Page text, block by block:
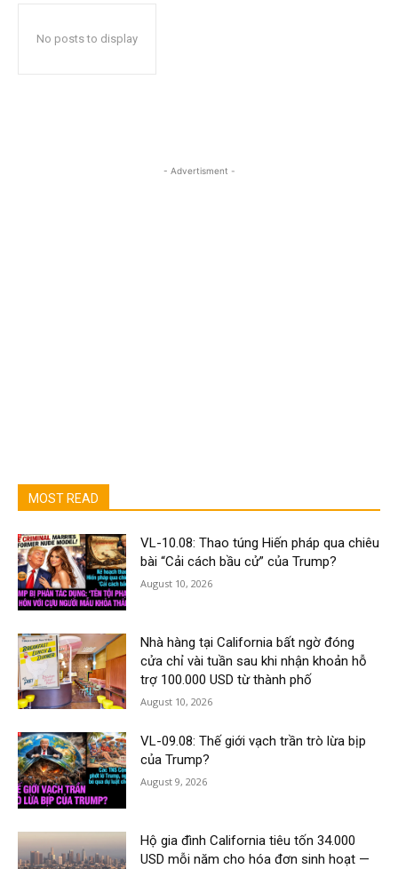
No posts to display
- Advertisment -
MOST READ
VL-10.08: Thao túng Hiến pháp qua chiêu
bài “Cải cách bầu cử” của Trump?
August 10, 2026
Nhà hàng tại California bất ngờ đóng
cửa chỉ vài tuần sau khi nhận khoản hỗ
trợ 100.000 USD từ thành phố
August 10, 2026
VL-09.08: Thế giới vạch trần trò lừa bịp
của Trump?
August 9, 2026
Hộ gia đình California tiêu tốn 34.000
USD mỗi năm cho hóa đơn sinh hoạt —